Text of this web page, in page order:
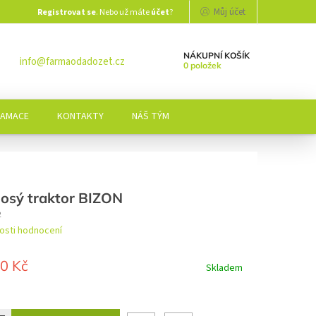
Registrovat se. Nebo už máteúčet? Můj účet
info@farmaodadozet.cz
NÁKUPNÍ KOŠÍK
0 položek
KONTAKTY NÁŠ TÝM
traktor BIZON
hodnocení
Kč Skladem